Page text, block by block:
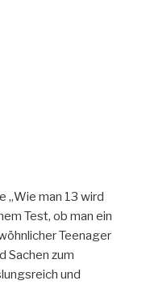
„Wie man 13 wird
Test, ob man ein
Teenager
Sachen zum
und